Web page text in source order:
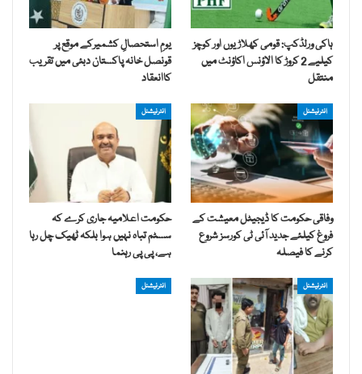
ہاکی ورلڈکپ: قومی کھلاڑیوں اور کوچز
کیلیے 2 کروڑ کا الاؤنس اکاؤنٹ میں
منتقل
یومِ استحصالِ کشمیرکے موقع پر
قونصل خانہ پاکستان دبئی میں تقریب
کاانعقاد
انٹرنیشنل
وفاقی حکومت کا ڈیجیٹل معیشت کے
فروغ کیلئے جدید آئی ٹی کورسز شروع
کرنے کا فیصلہ
انٹرنیشنل
حکومت اعلامیہ جاری کرے کہ
سسٹم تباہ نہیں ہوا بلکہ ٹھیک چل رہا
ہے، پی پی رہنما
انٹرنیشنل انٹرنیشنل